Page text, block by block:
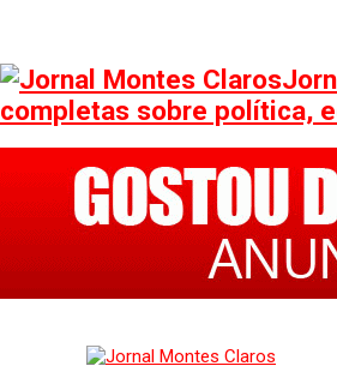
completas sobre política,